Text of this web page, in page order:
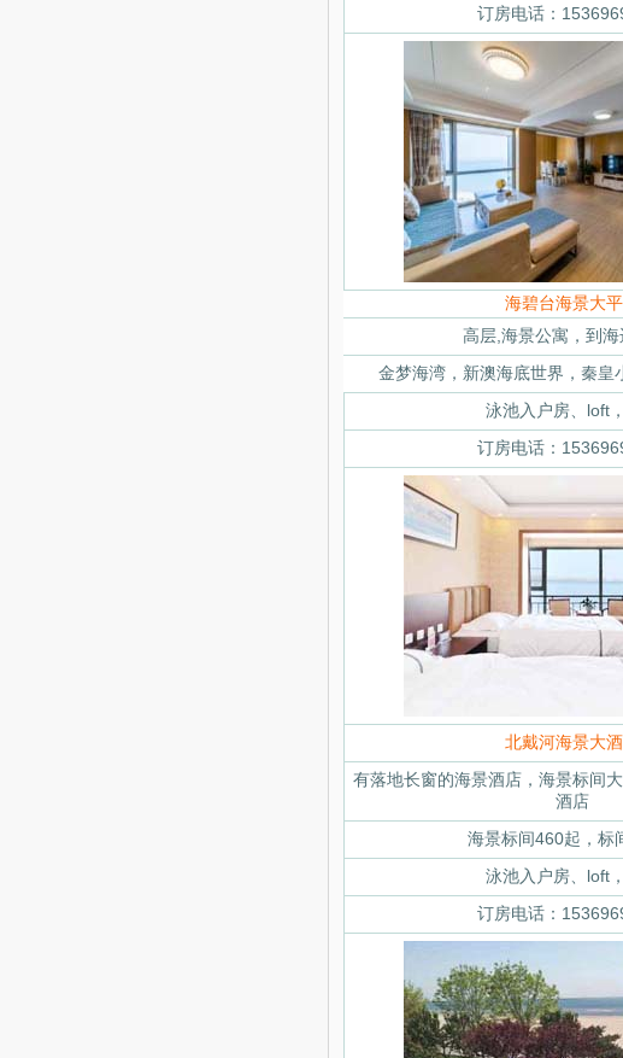
订房电话：
海碧台海景大
高层,海景公寓，到
金梦海湾， 新澳海底世界，秦皇
泳池入户房、loft
订房电话：
北戴河海景大
有落地长窗的海景酒店，海景标间
酒店
海景标间460起，标
泳池入户房、loft
订房电话：